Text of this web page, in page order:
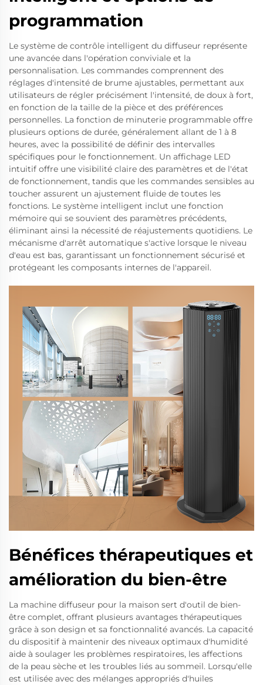
programmation
Le système de contrôle intelligent du diffuseur représente
une avancée dans l'opération conviviale et la
personnalisation. Les commandes comprennent des
réglages d'intensité de brume ajustables, permettant aux
utilisateurs de régler précisément l'intensité, de doux à fort,
en fonction de la taille de la pièce et des préférences
personnelles. La fonction de minuterie programmable offre
plusieurs options de durée, généralement allant de 1 à 8
heures, avec la possibilité de définir des intervalles
spécifiques pour le fonctionnement. Un affichage LED
intuitif offre une visibilité claire des paramètres et de l'état
de fonctionnement, tandis que les commandes sensibles au
toucher assurent un ajustement fluide de toutes les
fonctions. Le système intelligent inclut une fonction
mémoire qui se souvient des paramètres précédents,
éliminant ainsi la nécessité de réajustements quotidiens. Le
mécanisme d'arrêt automatique s'active lorsque le niveau
d'eau est bas, garantissant un fonctionnement sécurisé et
protégeant les composants internes de l'appareil.
Bénéfices thérapeutiques et
amélioration du bien-être
La machine diffuseur pour la maison sert d'outil de bien-
être complet, offrant plusieurs avantages thérapeutiques
grâce à son design et sa fonctionnalité avancés. La capacité
du dispositif à maintenir des niveaux optimaux d'humidité
aide à soulager les problèmes respiratoires, les affections
de la peau sèche et les troubles liés au sommeil. Lorsqu'elle
est utilisée avec des mélanges appropriés d'huiles